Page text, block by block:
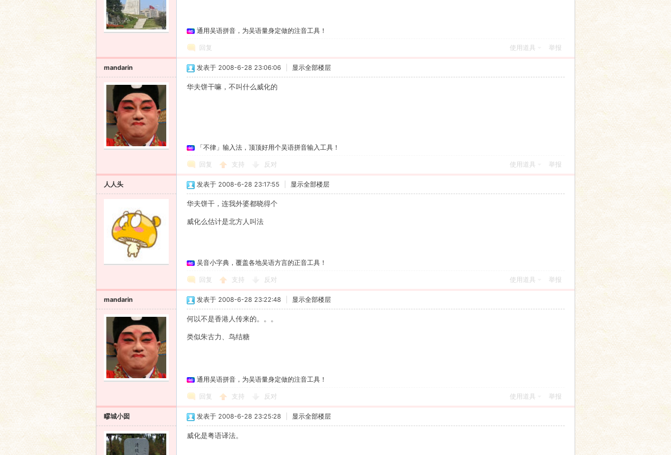
通用吴语拼音，为吴语量身定做的注音工具！
回复 使用道具 举报
mandarin 发表于 2008-6-28 23:06:06 显示全部楼层
华夫饼干嘛，不叫什么威化的
「不律」输入法，顶顶好用个吴语拼音输入工具！
回复 支持 反对 使用道具 举报
人人头 发表于 2008-6-28 23:17:55 显示全部楼层
华夫饼干，连我外婆都晓得个
威化么估计是北方人叫法
吴音小字典，覆盖各地吴语方言的正音工具！
回复 支持 反对 使用道具 举报
mandarin 发表于 2008-6-28 23:22:48 显示全部楼层
何以不是香港人传来的。。。
类似朱古力、鸟结糖
通用吴语拼音，为吴语量身定做的注音工具！
回复 支持 反对 使用道具 举报
疁城小囡 发表于 2008-6-28 23:25:28 显示全部楼层
威化是粤语译法。